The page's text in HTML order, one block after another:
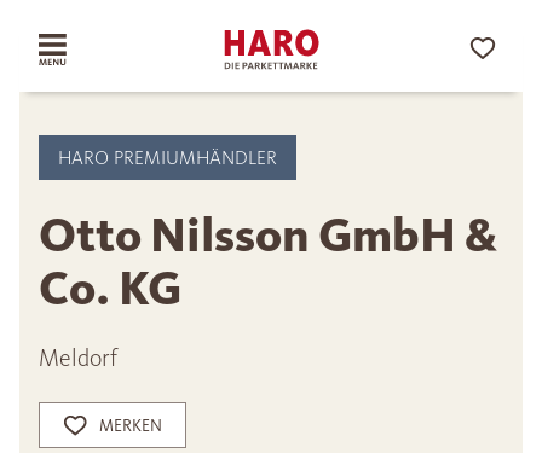
HARO PREMIUMHÄNDLER
Otto Nilsson GmbH &
Co. KG
Meldorf
MERKEN